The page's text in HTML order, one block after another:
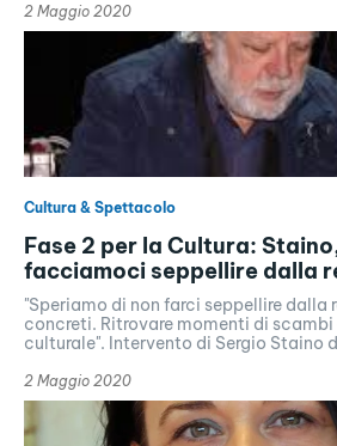
2 Maggio 2020
Cultura & Spettacolo
Fase 2 per la Cultura:
facciamoci seppellire dalla
"Speriamo di non farci seppellire dalla
concreti. Ritrovare momenti di
culturale". Intervento di Sergio
2 Maggio 2020